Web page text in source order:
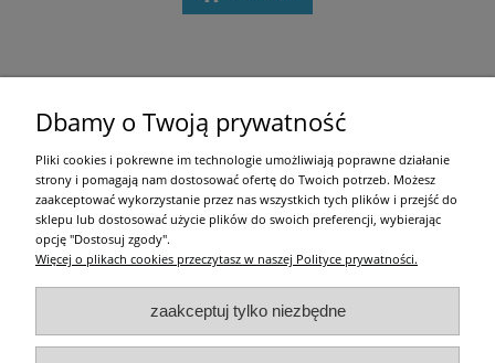
Pomoc
Moje konto
Użytkowanie sklepu oznacza zgodę na zasady określone wRegulaminieiPolityce
w tym dotyczące pozyskiwania i przetwarzania danych osobowych
zgodnie z obowiązującym rozporządzeniem RODO.
All righst reserved by ocieplam.pl
Dbamy o Twoją prywatność
Pliki cookies i pokrewne im technologie umożliwiają poprawne działanie
strony i pomagają nam dostosować ofertę do Twoich potrzeb. Możesz
zaakceptować wykorzystanie przez nas wszystkich tych plików i przejść do
sklepu lub dostosować użycie plików do swoich preferencji, wybierając
opcję "Dostosuj zgody".
Więcej o plikach cookies przeczytasz w naszej Polityce prywatności.
zaakceptuj tylko niezbędne